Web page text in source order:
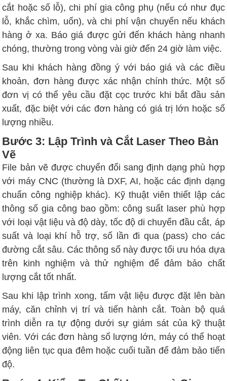
cắt hoặc số lỗ), chi phí gia công phụ (nếu có như đục
lỗ, khắc chìm, uốn), và chi phí vận chuyển nếu khách
hàng ở xa. Báo giá được gửi đến khách hàng nhanh
chóng, thường trong vòng vài giờ đến 24 giờ làm việc.
Sau khi khách hàng đồng ý với báo giá và các điều
khoản, đơn hàng được xác nhận chính thức. Một số
đơn vị có thể yêu cầu đặt cọc trước khi bắt đầu sản
xuất, đặc biệt với các đơn hàng có giá trị lớn hoặc số
lượng nhiều.
Bước 3: Lập Trình và Cắt Laser Theo Bản
Vẽ
File bản vẽ được chuyển đổi sang định dạng phù hợp
với máy CNC (thường là DXF, AI, hoặc các định dạng
chuẩn công nghiệp khác). Kỹ thuật viên thiết lập các
thông số gia công bao gồm: công suất laser phù hợp
với loại vật liệu và độ dày, tốc độ di chuyển đầu cắt, áp
suất và loại khí hỗ trợ, số lần đi qua (pass) cho các
đường cắt sâu. Các thông số này được tối ưu hóa dựa
trên kinh nghiệm và thử nghiệm để đảm bảo chất
lượng cắt tốt nhất.
Sau khi lập trình xong, tấm vật liệu được đặt lên bàn
máy, căn chỉnh vị trí và tiến hành cắt. Toàn bộ quá
trình diễn ra tự động dưới sự giám sát của kỹ thuật
viên. Với các đơn hàng số lượng lớn, máy có thể hoạt
động liên tục qua đêm hoặc cuối tuần để đảm bảo tiến
độ.